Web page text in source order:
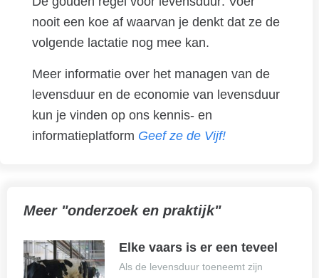
nooit een koe af waarvan je denkt dat ze de
volgende lactatie nog mee kan.
Meer informatie over het managen van de
levensduur en de economie van levensduur
kun je vinden op ons kennis- en
informatieplatform Geef ze de Vijf!
Meer "onderzoek en praktijk"
Elke vaars is er een teveel
Als de levensduur toeneemt zijn